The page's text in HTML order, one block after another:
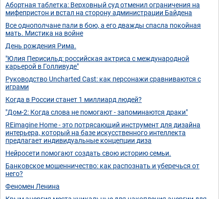
Абортная таблетка: Верховный суд отменил ограничения на
мифепристон и встал на сторону администрации Байдена
Все однополчане пали в бою, а его дважды спасла покойная
мать. Мистика на войне
День рождения Рима.
"Юлия Перисильд: российская актриса с международной
карьерой в Голливуде"
Руководство Uncharted Cast: как персонажи сравниваются с
играми
Когда в России станет 1 миллиард людей?
"Дом-2: Когда слова не помогают - запоминаются драки"
REimagine Home - это потрясающий инструмент для дизайна
интерьера, который на базе искусственного интеллекта
предлагает индивидуальные концепции диза
Нейросети помогают создать свою историю семьи.
Банковское мошенничество: как распознать и уберечься от
него?
Феномен Ленина